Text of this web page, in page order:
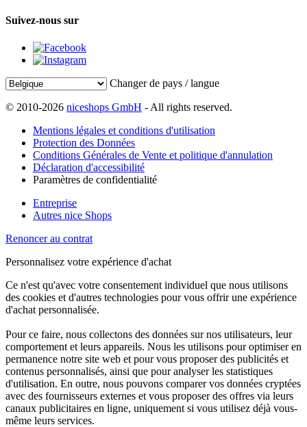
Suivez-nous sur
Changer de pays / langue
© 2010-2026 niceshops GmbH - All rights reserved.
Mentions légales et conditions d'utilisation
Protection des Données
Conditions Générales de Vente et politique d'annulation
Déclaration d'accessibilité
Paramètres de confidentialité
Entreprise
Autres nice Shops
Renoncer au contrat
Personnalisez votre expérience d'achat
Ce n'est qu'avec votre consentement individuel que nous utilisons
des cookies et d'autres technologies pour vous offrir une expérience
d'achat personnalisée.
Pour ce faire, nous collectons des données sur nos utilisateurs, leur
comportement et leurs appareils. Nous les utilisons pour optimiser en
permanence notre site web et pour vous proposer des publicités et
contenus personnalisés, ainsi que pour analyser les statistiques
d'utilisation. En outre, nous pouvons comparer vos données cryptées
avec des fournisseurs externes et vous proposer des offres via leurs
canaux publicitaires en ligne, uniquement si vous utilisez déjà vous-
même leurs services.